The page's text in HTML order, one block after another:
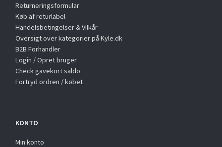
Returneringsformular
Køb af returlabel
Handelsbetingelser & Vilkår
Oversigt over kategorier på Kyle.dk
B2B Forhandler
Login / Opret bruger
Check gavekort saldo
Fortryd ordren / købet
KONTO
Min konto